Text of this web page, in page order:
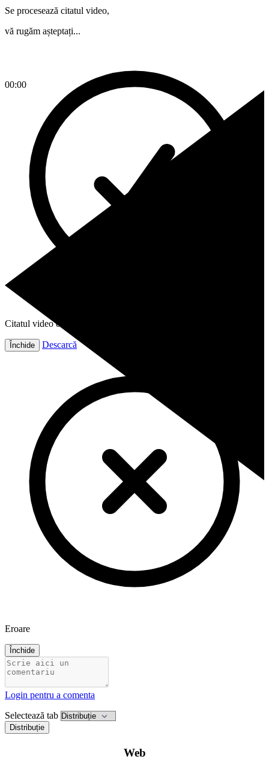
00:00
Se procesează citatul video,
vă rugăm așteptați...
Citatul video este gata!
Închide Descarcă
Eroare
Închide
Login pentru a comenta
Selectează tab
Distribuție
Web